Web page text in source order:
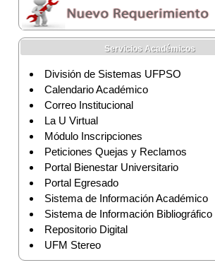
Servicios Académicos
División de Sistemas UFPSO
Calendario Académico
Correo Institucional
La U Virtual
Módulo Inscripciones
Peticiones Quejas y Reclamos
Portal Bienestar Universitario
Portal Egresado
Sistema de Información Académico
Sistema de Información Bibliográfico
Repositorio Digital
UFM Stereo